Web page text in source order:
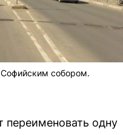
собором.
одну